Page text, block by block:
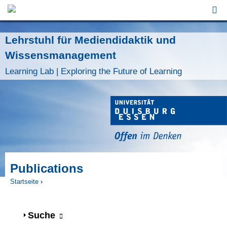
Lehrstuhl für Mediendidaktik und
Wissensmanagement
Learning Lab | Exploring the Future of Learning
Publications
Startseite ›
Anzeigen
Suche